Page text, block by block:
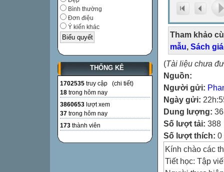
Bình thường
Đơn điệu
Ý kiến khác
THỐNG KÊ
1702535 truy cập (chi tiết)
18 trong hôm nay
3860653 lượt xem
37 trong hôm nay
173 thành viên
Tham khảo
mẫu, Sách
(Tài liệu chưa
Nguồn:
Người gửi:
Ngày gửi:
Dung lượng:
Số lượt tải: 388
Số lượt thích: 0
Kính chào các
Tiết học: Tập